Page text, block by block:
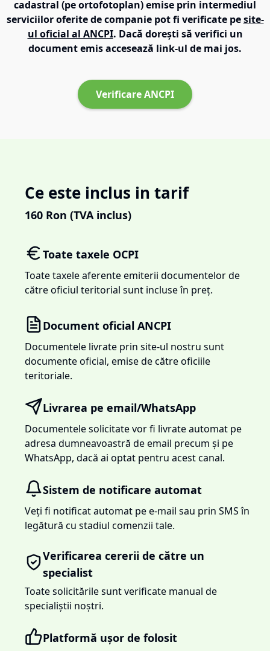
cadastral (pe ortofotoplan) emise prin intermediul
serviciilor oferite de companie pot fi verificate pe site-
ul oficial al ANCPI. Dacă dorești să verifici un
document emis accesează link-ul de mai jos.
Verificare ANCPI
Ce este inclus in tarif
160 Ron (TVA inclus)
Toate taxele OCPI
Toate taxele aferente emiterii documentelor de
către oficiul teritorial sunt incluse în preț.
Document oficial ANCPI
Documentele livrate prin site-ul nostru sunt
documente oficial, emise de către oficiile
teritoriale.
Livrarea pe email/WhatsApp
Documentele solicitate vor fi livrate automat pe
adresa dumneavoastră de email precum și pe
WhatsApp, dacă ai optat pentru acest canal.
Sistem de notificare automat
Veți fi notificat automat pe e-mail sau prin SMS în
legătură cu stadiul comenzii tale.
Verificarea cererii de către un
specialist
Toate solicitările sunt verificate manual de
specialiștii noștri.
Platformă ușor de folosit